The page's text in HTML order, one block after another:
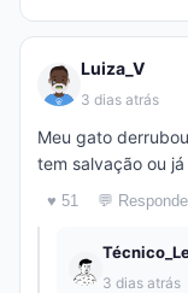
Luiza_V
3 dias atrás
Meu gato
tem salvação ou já
♥ 51 💬
3 dias atrás